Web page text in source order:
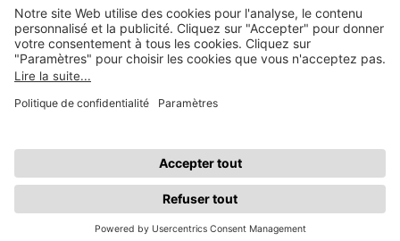
Contact
FAQ
Garanties
Mode de paiement
Magazine
Mentions légales
© 2026 Cadeaux d’Affaires ADLER
| Politique de Confidentialité
cookies